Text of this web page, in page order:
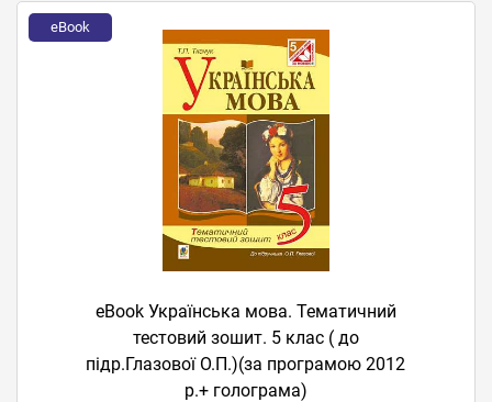
eBook
eBook Українська мова. Тематичний
тестовий зошит. 5 клас ( до
підр.Глазової О.П.)(за програмою 2012
р.+ голограма)